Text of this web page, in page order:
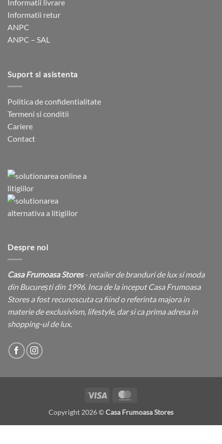
Informatii livrare
Informatii retur
ANPC
ANPC – SAL
Suport si asistenta
Politica de confidentialitate
Termeni si conditii
Cariere
Contact
Despre noi
Casa Frumoasa Stores- retailer de branduri de lux si moda
din București din 1996. Inca de la inceput Casa Frumoasa
Stores a fost recunoscuta ca fiind o referinta majora in
materie de exclusivism, lifestyle, dar si ca prima adresa in
shopping-ul de lux.
Visa
Copyright 2026 ©Casa Frumoasa Stores